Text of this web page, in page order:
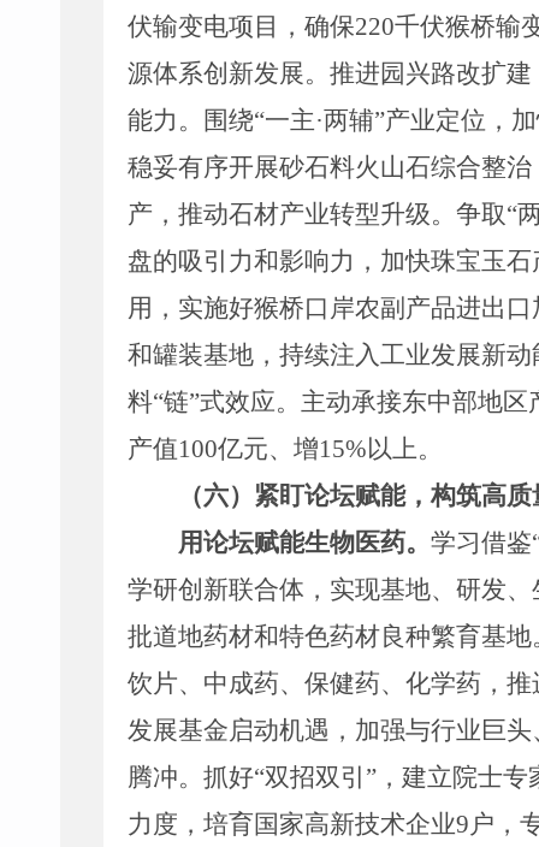
伏输变电项目，确保220千伏猴桥输
源体系创新发展。 推进园兴路改扩
能力。
围绕“一主·两辅”产业定位，
稳妥有序开展砂石料火山石综合整
产，推动石材产业转型升级。争取“
盘的吸引力和影响力 ，加快珠宝玉
用 ，实施好猴桥口岸农副产品进出
和罐装基地 ，持续注入工业发展新动
料“链”式效应。 主动承接东中部地区
产值100亿元、 增15%以上。
（六）紧盯论坛赋能，构筑高质
用论坛赋能生物医药。 学习借鉴
学研创新联合体 ， 实现基地、 研发、
批道地药材和特色药材良种繁育基地
饮片、中成药、 保健药、 化学药 ，
发展基金启动机遇，加强与行业巨
腾冲。抓好“双招双引 ” ，建立院士
力度，培育国家高新技术企业9户，